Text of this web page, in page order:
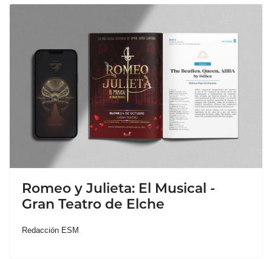
Romeo y Julieta: El Musical -
Gran Teatro de Elche
Redacción ESM